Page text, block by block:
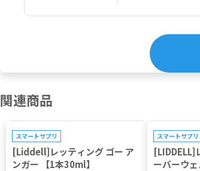
関連商品
スマートサプリ
[Liddell]レッティング ゴー ア
ンガー 【1本30ml】
スマートサプリ
[LIDDELL]
ーバーウ